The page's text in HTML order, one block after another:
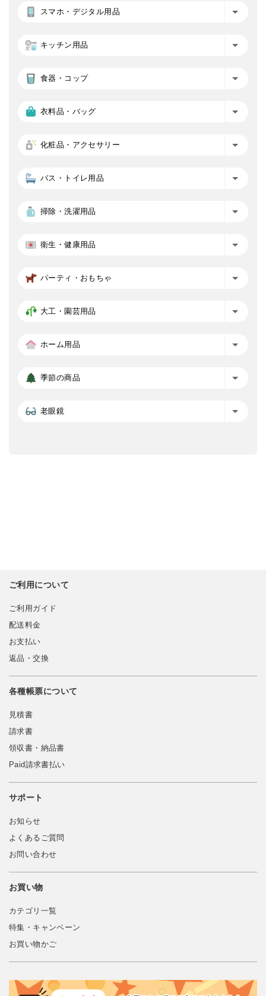
スマホ・デジタル用品
キッチン用品
食器・コップ
衣料品・バッグ
化粧品・アクセサリー
バス・トイレ用品
掃除・洗濯用品
衛生・健康用品
パーティ・おもちゃ
大工・園芸用品
ホーム用品
季節の商品
老眼鏡
ご利用について
ご利用ガイド
配送料金
お支払い
返品・交換
各種帳票について
見積書
請求書
領収書・納品書
Paid請求書払い
サポート
お知らせ
よくあるご質問
お問い合わせ
お買い物
カテゴリ一覧
特集・キャンペーン
お買い物かご